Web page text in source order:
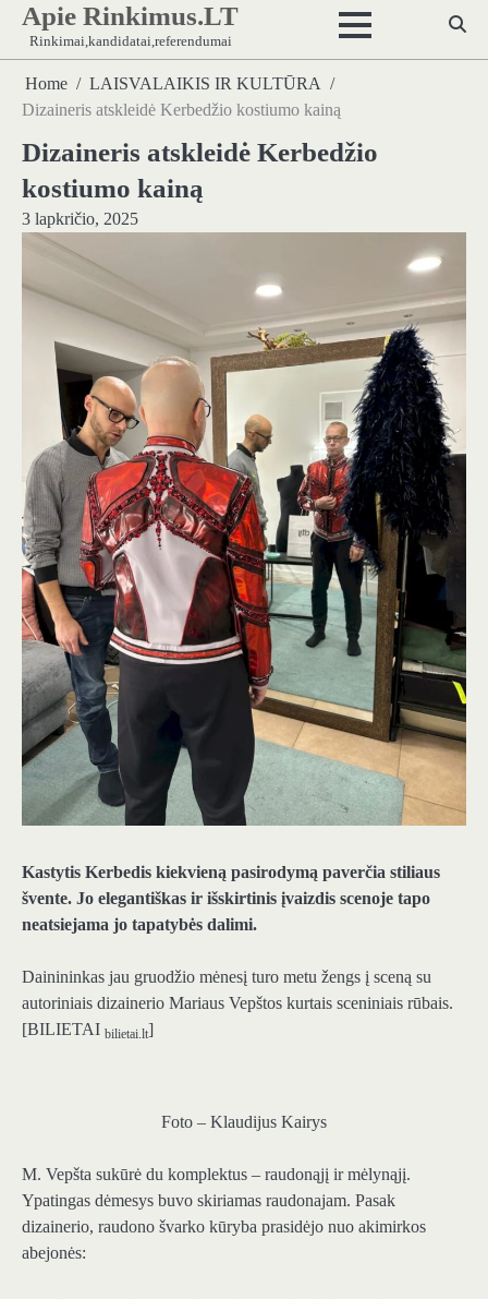
Skip
content
Apie Rinkimus.LT
Rinkimai,kandidatai,referendumai
Home
LAISVALAIKIS IR KULTŪRA
Dizaineris atskleidė Kerbedžio kostiumo kainą
Dizaineris atskleidė Kerbedžio
kostiumo kainą
3 lapkričio, 2025
Kastytis Kerbedis kiekvieną pasirodymą paverčia stiliaus
švente. Jo elegantiškas ir išskirtinis įvaizdis scenoje tapo
neatsiejama jo tapatybės dalimi.
Dainininkas jau gruodžio mėnesį turo metu žengs į sceną su
autoriniais dizainerio Mariaus Vepštos kurtais sceniniais rūbais.
[BILIETAI bilietai.lt]
Foto – Klaudijus Kairys
M. Vepšta sukūrė du komplektus – raudonąjį ir mėlynąjį.
Ypatingas dėmesys buvo skiriamas raudonajam. Pasak
dizainerio, raudono švarko kūryba prasidėjo nuo akimirkos
abejonės: